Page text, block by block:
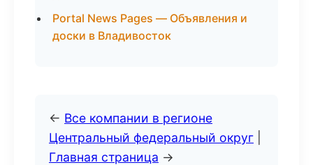
Portal News Pages — Объявления и
доски в Владивосток
← Все компании в регионе
Центральный федеральный округ
Главная страница →